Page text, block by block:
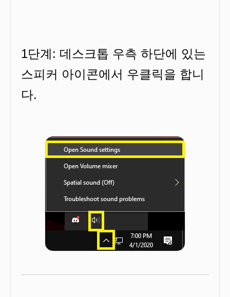
1단계: 데스크톱 우측 하단에 있는
스피커 아이콘에서 우클릭을 합니
다.